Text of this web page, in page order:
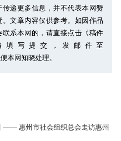
传递更多信息，并不代表本网赞
文章内容仅供参考。如因作品
联系本网的，请直接点击 《稿件
填写提交，发邮件至
本网知晓处理。
—— 惠州市社会组织总会走访惠州